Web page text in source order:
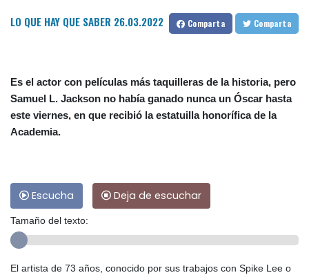
LO QUE HAY QUE SABER 26.03.2022 Comparta Comparta
Es el actor con películas más taquilleras de la historia, pero
Samuel L. Jackson no había ganado nunca un Óscar hasta
este viernes, en que recibió la estatuilla honorífica de la
Academia.
Escucha Deja de escuchar
Tamaño del texto:
El artista de 73 años, conocido por sus trabajos con Spike Lee o